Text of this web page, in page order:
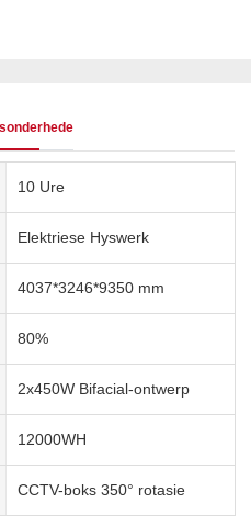
10 Ure
Elektriese Hyswerk
4037*3246*9350 mm
80%
2x450W Bifacial-ontwerp
12000WH
CCTV-boks 350° rotasie